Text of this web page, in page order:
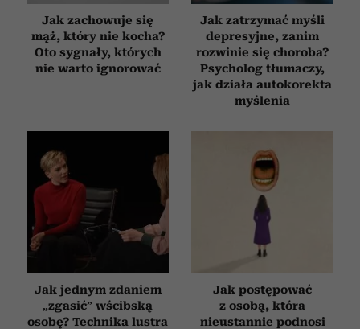
analizować ruch w naszej witrynie. Informacje o tym, jak
korzystasz z naszej witryny, udostępniamy partnerom
społecznościowym, reklamowym i analitycznym.
Partnerzy mogą połączyć te informacje z innymi danymi
otrzymanymi od Ciebie lub uzyskanymi podczas
Jak zachowuje się
mąż, który nie kocha?
Oto sygnały, których
nie warto ignorować
Jak zatrzymać myśli
depresyjne, zanim
rozwinie się choroba?
Psycholog tłumaczy,
jak działa autokorekta
myślenia
Jak jednym zdaniem
„zgasić” wścibską
osobę? Technika lustra
Jak postępować
z osobą, która
nieustannie podnosi